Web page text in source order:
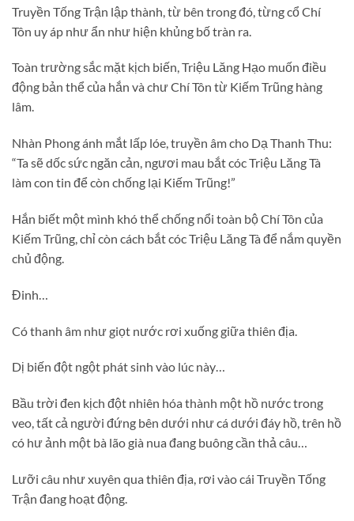
Truyền Tống Trận lập thành, từ bên trong đó, từng cổ Chí
Tôn uy áp như ẩn như hiện khủng bố tràn ra.
Toàn trường sắc mặt kịch biến, Triệu Lăng Hạo muốn điều
động bản thể của hắn và chư Chí Tôn từ Kiếm Trũng hàng
lâm.
Nhàn Phong ánh mắt lấp lóe, truyền âm cho Dạ Thanh Thu:
“Ta sẽ dốc sức ngăn cản, ngươi mau bắt cóc Triệu Lăng Tà
làm con tin để còn chống lại Kiếm Trũng!”
Hắn biết một mình khó thể chống nổi toàn bộ Chí Tôn của
Kiếm Trũng, chỉ còn cách bắt cóc Triệu Lăng Tà để nắm quyền
chủ động.
Đinh…
Có thanh âm như giọt nước rơi xuống giữa thiên địa.
Dị biến đột ngột phát sinh vào lúc này…
Bầu trời đen kịch đột nhiên hóa thành một hồ nước trong
veo, tất cả người đứng bên dưới như cá dưới đáy hồ, trên hồ
có hư ảnh một bà lão già nua đang buông cần thả câu…
Lưỡi câu như xuyên qua thiên địa, rơi vào cái Truyền Tống
Trận đang hoạt động.